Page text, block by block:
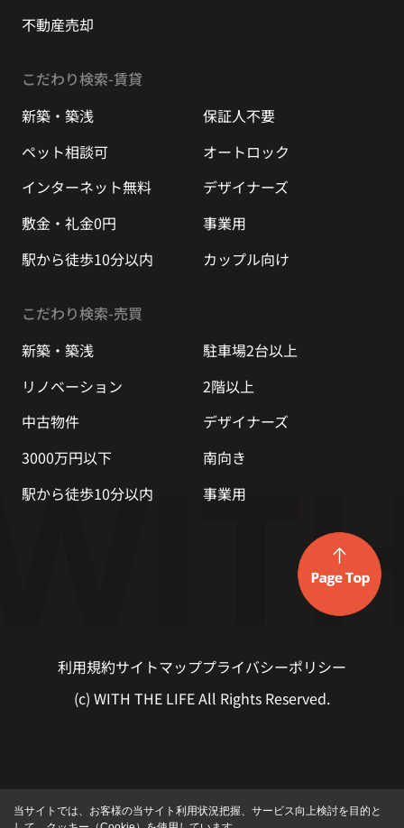
不動産売却
こだわり検索-賃貸
新築・築浅
保証人不要
ペット相談可
オートロック
インターネット無料
デザイナーズ
敷金・礼金0円
事業用
駅から徒歩10分以内
カップル向け
こだわり検索-売買
新築・築浅
駐車場2台以上
リノベーション
2階以上
中古物件
デザイナーズ
3000万円以下
南向き
駅から徒歩10分以内
事業用
利用規約サイトマッププライバシーポリシー
(c) WITH THE LIFE All Rights Reserved.
当サイトでは、お客様の当サイト利用状況把握、サービス向上検討を目的と